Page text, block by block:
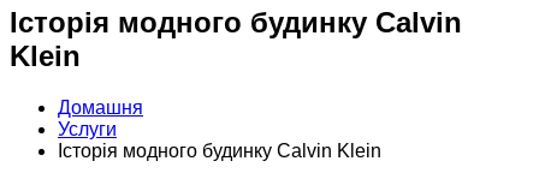
Історія модного будинку Calvin
Klein
Домашня
Услуги
Історія модного будинку Calvin Klein